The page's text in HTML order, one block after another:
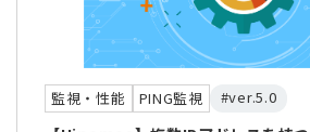
監視・性能 PING監視 #ver.5.0